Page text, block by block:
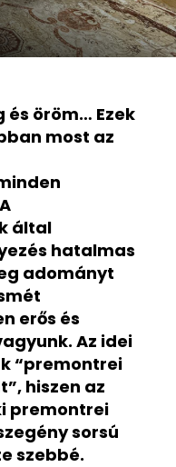
és öröm… Ezek
most az
által
hatalmas
adományt
erős és
Az idei
“premontrei
hiszen az
premontrei
sorsú
szebbé.